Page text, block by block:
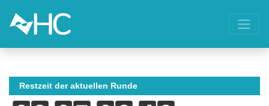
Restzeit der aktuellen Runde